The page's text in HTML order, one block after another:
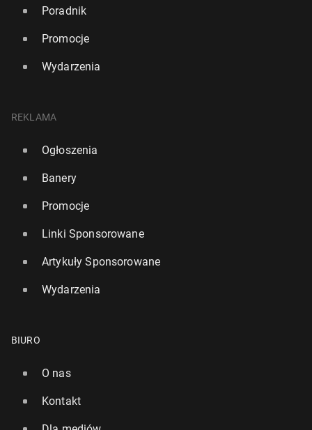
Poradnik
Promocje
Wydarzenia
REKLAMA
Ogłoszenia
Banery
Promocje
Linki Sponsorowane
Artykuły Sponsorowane
Wydarzenia
BIURO
O nas
Kontakt